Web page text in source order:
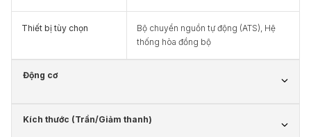
Thiết bị tùy chọn
Bộ chuyển nguồn tự động (ATS), Hệ
thống hòa đồng bộ
Động cơ
Kích thước (Trần/Giảm thanh)